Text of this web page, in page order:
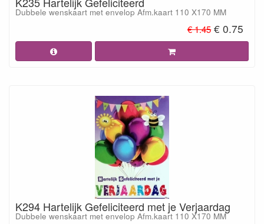
Dubbele wenskaart met envelop Afm.kaart 110 X170 MM
€ 1.45 € 0.75
K294 Hartelijk Gefeliciteerd met je Verjaardag
Dubbele wenskaart met envelop Afm.kaart 110 X170 MM